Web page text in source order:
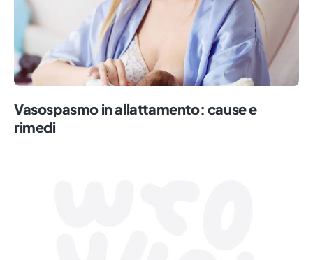
Vasospasmo in allattamento: cause e
rimedi